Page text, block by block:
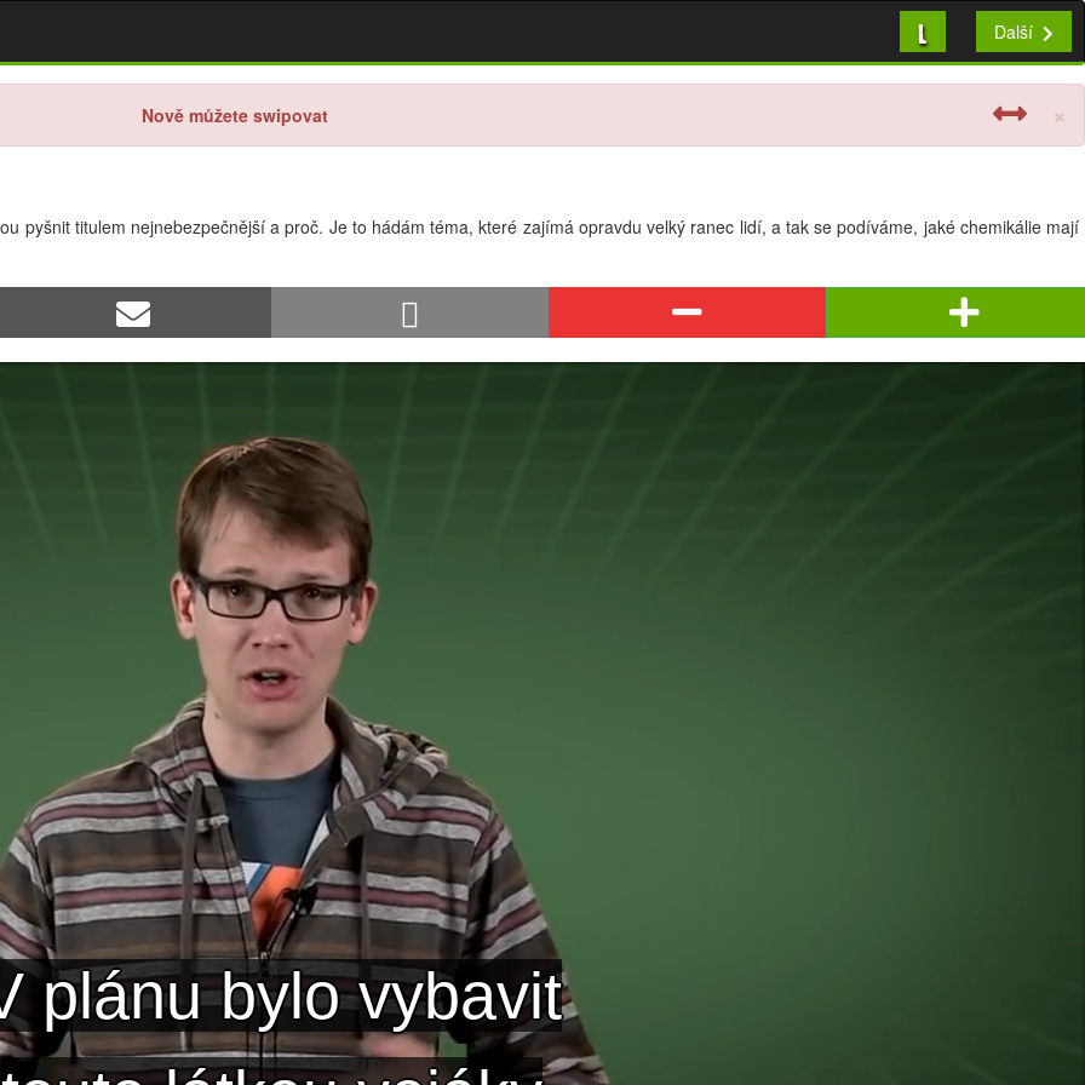
L Další
×
Nově můžete swipovat
pyšnit titulem nejnebezpečnější a proč. Je to hádám téma, které zajímá opravdu velký ranec lidí, a tak se podíváme, jaké chemikálie mají
použít ji k roztavení